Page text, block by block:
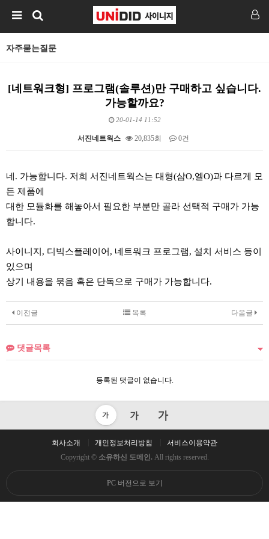
자주묻는질문
[네트워크형] 프로그램(솔루션)만 구매하고 싶습니다.
가능할까요?
20-01-14 11:52
서진네트웍스 20,835회 0건
네 . 가능합니다. 저희 서진네트웍스는 대형(삼O,엘O)과 다르게 모
든 제품에
대한 모듈화를 해놓아서 필요한 부분만 골라 선택적 구매가 가능
합니다.
사이니지 , 디빅스플레이어 , 네트워크 프로그램, 설치 서비스 등이
있으며
상기 내용을 묶음 혹은 단독으로 구매가 가능합니다.
이전글 다음글
목록
댓글목록
등록된 댓글이 없습니다.
회사소개 개인정보처리방침
서비스이용약관
Copyright © 소유하신 도메인. All rights reserved.
PC 버전으로 보기